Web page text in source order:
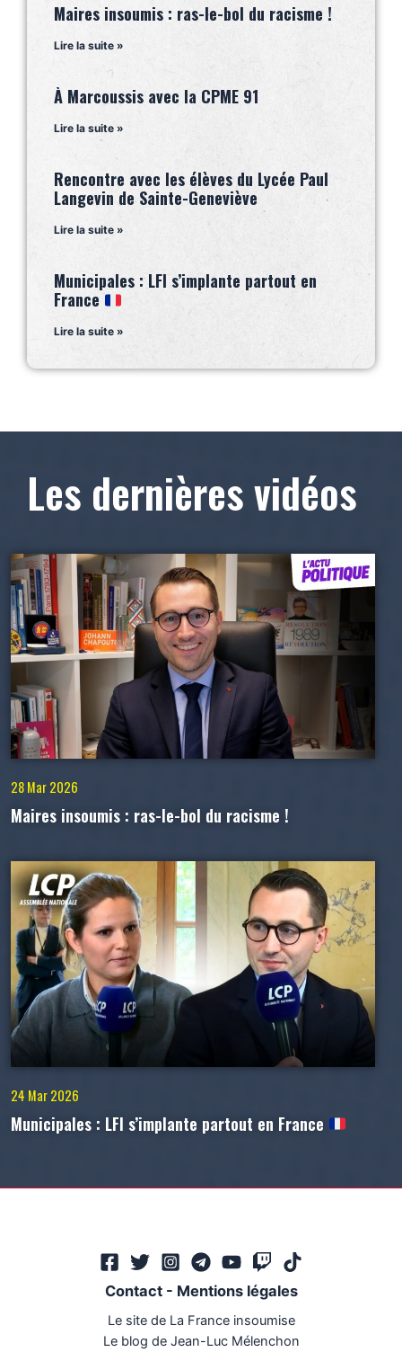
Maires insoumis : ras-le-bol du racisme !
Lire la suite »
À Marcoussis avec la CPME 91
Lire la suite »
Rencontre avec les élèves du Lycée Paul
Langevin de Sainte-Geneviève
Lire la suite »
Municipales : LFI s’implante partout en
France
Lire la suite »
Les dernières vidéos
28 Mar 2026
Maires insoumis : ras-le-bol du racisme !
24 Mar 2026
Municipales : LFI s’implante partout en France
Contact- Mentions légales
Le site de La France insoumise
Le blog de Jean-Luc Mélenchon